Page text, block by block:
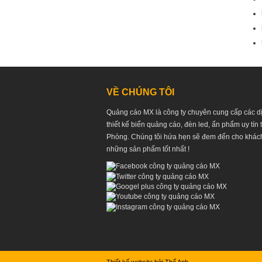
VỀ CHÚNG TÔI
Quảng cáo MX là công ty chuyên cung cấp các
thiết kế biển quảng cáo, đèn led, ấn phẩm uy tín
Phòng. Chúng tôi hứa hẹn sẽ đem đến cho
những sản phẩm tốt nhất !